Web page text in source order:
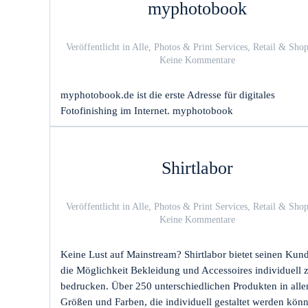
myphotobook
Veröffentlicht in Alle, Photos & Print Services, Retail &
Keine Kommentarezu
myphotobook.de ist die erste Adresse für digitales
Fotofinishing im Internet. myphotobook
Shirtlabor
Veröffentlicht in Alle, Photos & Print Services, Retail &
Keine Kommentarezu
Keine Lust auf Mainstream? Shirtlabor bietet seinen
die Möglichkeit Bekleidung und Accessoires individuell
bedrucken. Über 250 unterschiedlichen Produkten in
Größen und Farben, die individuell gestaltet werden